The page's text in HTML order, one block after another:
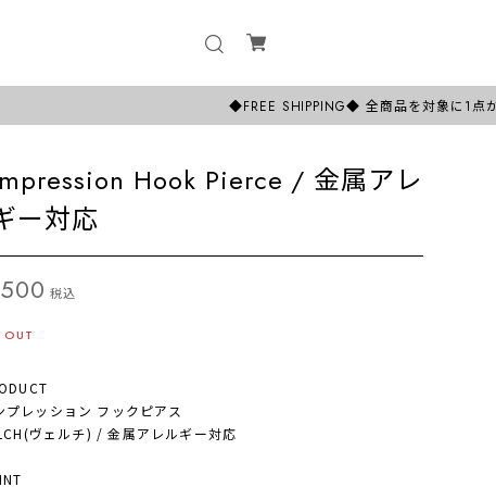
◆FREE SHIPPING◆ 全商品を対象に1点からでも日本国
Hook Pierce / 金属アレ
ー対応
税込
OUT
レッション フックピアス
ヴェルチ) / 金属アレルギー対応